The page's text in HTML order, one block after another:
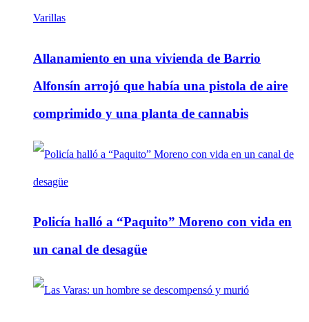
Allanamiento en una vivienda de Barrio
Alfonsín arrojó que había una pistola de aire
comprimido y una planta de cannabis
Policía halló a “Paquito” Moreno con vida en
un canal de desagüe